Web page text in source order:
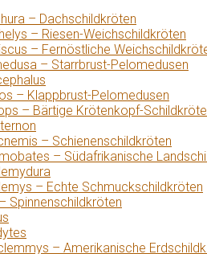
– Dachschildkröten
– Riesen-Weichschildkröten
– Fernöstliche
– Starrbrust-Pelomedusen
– Klappbrust-Pelomedusen
– Bärtige Krötenkopf-
– Schienenschildkröten
– Südafrikanische
– Echte Schmuckschildkröten
Spinnenschildkröten
– Amerikanische